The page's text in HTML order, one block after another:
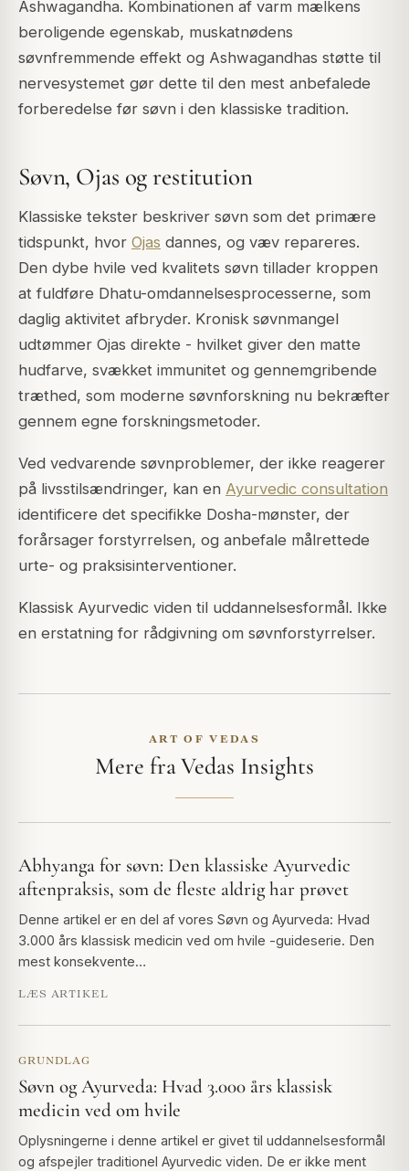
Ashwagandha. Kombinationen af varm mælkens
beroligende egenskab, muskatnødens
søvnfremmende effekt og Ashwagandhas støtte til
nervesystemet gør dette til den mest anbefalede
forberedelse før søvn i den klassiske tradition.
Søvn, Ojas og restitution
Klassiske tekster beskriver søvn som det primære
tidspunkt, hvor Ojas dannes, og væv repareres.
Den dybe hvile ved kvalitets søvn tillader kroppen
at fuldføre Dhatu-omdannelsesprocesserne, som
daglig aktivitet afbryder. Kronisk søvnmangel
udtømmer Ojas direkte - hvilket giver den matte
hudfarve, svækket immunitet og gennemgribende
træthed, som moderne søvnforskning nu bekræfter
gennem egne forskningsmetoder.
Ved vedvarende søvnproblemer, der ikke reagerer
på livsstilsændringer, kan en Ayurvedic consultation
identificere det specifikke Dosha-mønster, der
forårsager forstyrrelsen, og anbefale målrettede
urte- og praksisinterventioner.
Klassisk Ayurvedic viden til uddannelsesformål. Ikke
en erstatning for rådgivning om søvnforstyrrelser.
ART OF VEDAS
Mere fra Vedas Insights
Abhyanga for søvn: Den klassiske Ayurvedic
aftenpraksis, som de fleste aldrig har prøvet
Denne artikel er en del af vores Søvn og Ayurveda: Hvad
3.000 års klassisk medicin ved om hvile -guideserie. Den
mest konsekvente…
LÆS ARTIKEL
GRUNDLAG
Søvn og Ayurveda: Hvad 3.000 års klassisk
medicin ved om hvile
Oplysningerne i denne artikel er givet til uddannelsesformål
og afspejler traditionel Ayurvedic viden. De er ikke ment